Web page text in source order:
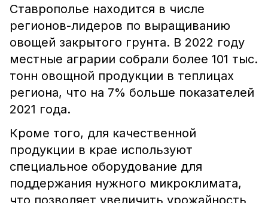
Ставрополье находится в числе
регионов-лидеров по выращиванию
овощей закрытого грунта. В 2022 году
местные аграрии собрали более 101 тыс.
тонн овощной продукции в теплицах
региона, что на 7% больше показателей
2021 года.
Кроме того, для качественной
продукции в крае используют
специальное оборудование для
поддержания нужного микроклимата,
что позволяет увеличить урожайность